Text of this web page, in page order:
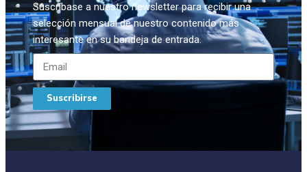
Suscríbase a nuestro newsletter para recibir una
selección mensual de nuestro contenido más
interesante en su bandeja de entrada.
Suscribirse